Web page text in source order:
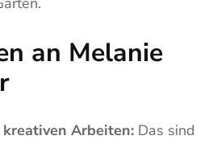
an Melanie
Arbeiten: Das sind